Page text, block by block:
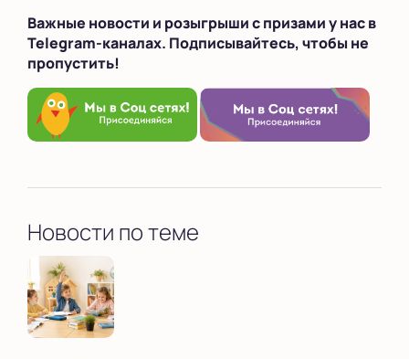
Важные новости и розыгрыши с призами у нас в
Telegram-каналах. Подписывайтесь, чтобы не
пропустить!
Новости по теме